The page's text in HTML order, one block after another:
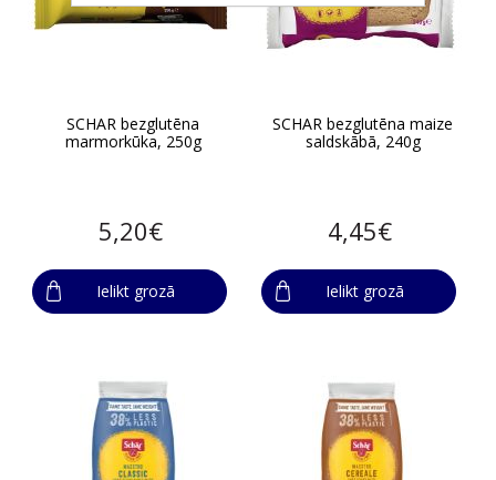
SCHAR bezglutēna
marmorkūka, 250g
5,20€
Ielikt grozā
SCHAR bezglutēna maize
saldskābā, 240g
4,45€
Ielikt grozā